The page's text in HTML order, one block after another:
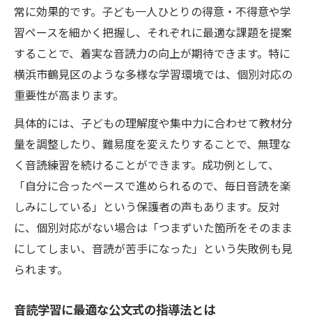
常に効果的です。子ども一人ひとりの得意・不得意や学
習ペースを細かく把握し、それぞれに最適な課題を提案
することで、着実な音読力の向上が期待できます。特に
横浜市鶴見区のような多様な学習環境では、個別対応の
重要性が高まります。
具体的には、子どもの理解度や集中力に合わせて教材分
量を調整したり、難易度を変えたりすることで、無理な
く音読練習を続けることができます。成功例として、
「自分に合ったペースで進められるので、毎日音読を楽
しみにしている」という保護者の声もあります。反対
に、個別対応がない場合は「つまずいた箇所をそのまま
にしてしまい、音読が苦手になった」という失敗例も見
られます。
音読学習に最適な公文式の指導法とは